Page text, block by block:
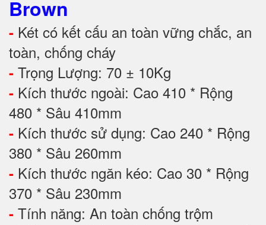
Brown
- Két có kết cấu an toàn vững chắc, an
toàn, chống cháy
- Trọng Lượng: 70 ± 10Kg
- Kích thước ngoài: Cao 410 * Rộng
480 * Sâu 410mm
- Kích thước sử dụng: Cao 240 * Rộng
380 * Sâu 260mm
- Kích thước ngăn kéo: Cao 30 * Rộng
370 * Sâu 230mm
- Tính năng: An toàn chống trộm